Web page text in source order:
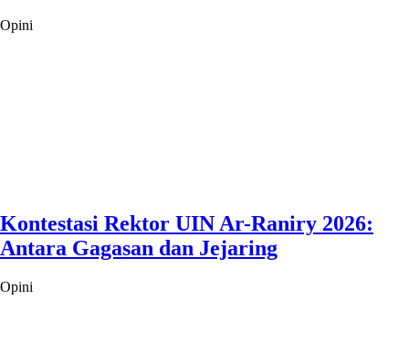
Opini
Kontestasi Rektor UIN Ar-Raniry 2026:
Antara Gagasan dan Jejaring
Opini